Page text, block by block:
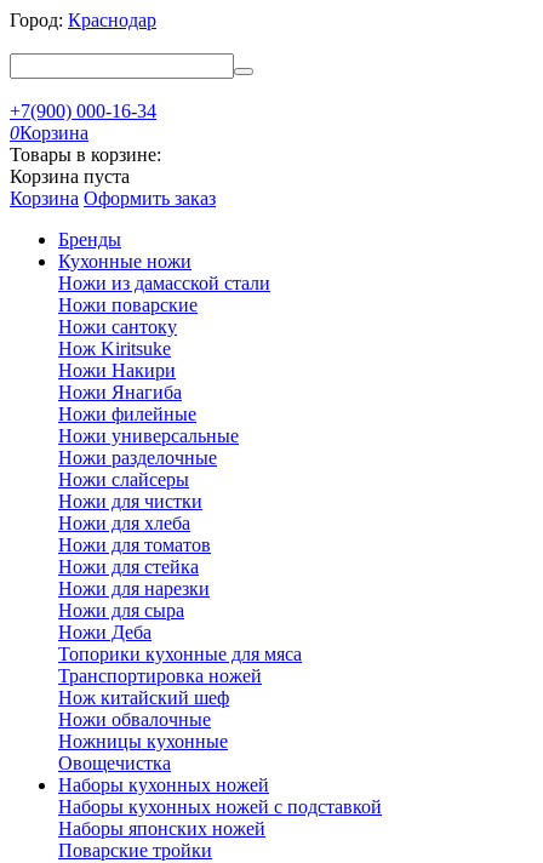
Город: Краснодар
+7(900) 000-16-34
0Корзина
Товары в корзине:
Корзина пуста
Корзина Оформить заказ
Бренды
Кухонные ножи
Ножи из дамасской стали
Ножи поварские
Ножи сантоку
Нож Kiritsuke
Ножи Накири
Ножи Янагиба
Ножи филейные
Ножи универсальные
Ножи разделочные
Ножи слайсеры
Ножи для чистки
Ножи для хлеба
Ножи для томатов
Ножи для стейка
Ножи для нарезки
Ножи для сыра
Ножи Деба
Топорики кухонные для мяса
Транспортировка ножей
Нож китайский шеф
Ножи обвалочные
Ножницы кухонные
Овощечистка
Наборы кухонных ножей
Наборы кухонных ножей с подставкой
Наборы японских ножей
Поварские тройки